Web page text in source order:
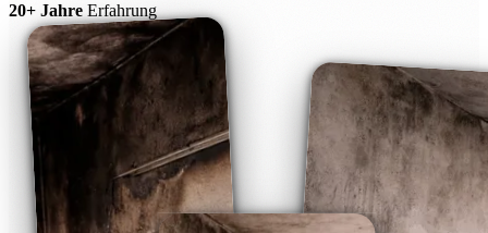
20+ Jahre Erfahrung